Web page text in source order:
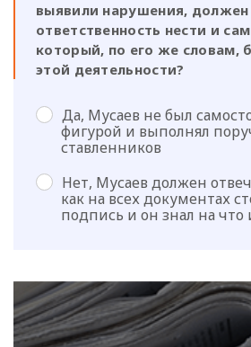
выявили нарушения, должен
ответственность нести и
который, по его же словам,
этой деятельности?
Да, Мусаев не был
фигурой и выполнял
ставленников
Нет, Мусаев должен
как на всех документах
подпись и он знал на что